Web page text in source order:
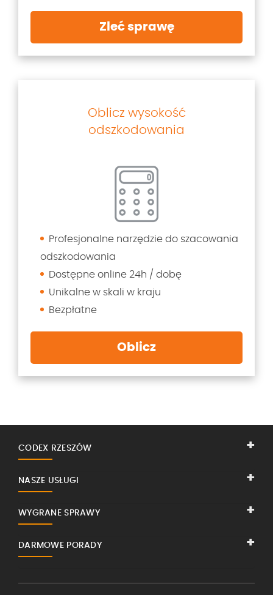
Zleć sprawę
Oblicz wysokość
odszkodowania
Profesjonalne narzędzie do szacowania
odszkodowania
Dostępne online 24h / dobę
Unikalne w skali w kraju
Bezpłatne
Oblicz
CODEX RZESZÓW
NASZE USŁUGI
WYGRANE SPRAWY
DARMOWE PORADY